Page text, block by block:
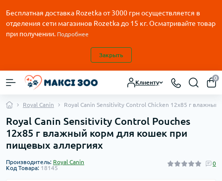
Бесплатная доставка Rozetka от3000 грн осуществляется в
отделения сети магазинов Rozetka до 15 кг. Осматривайте товар
при получении. Подробнее
Закрыть
Клиенту
0
Royal Canin Royal Canin Sensitivity Control Chicken 12х85 г
Royal Canin Sensitivity Control Pouches
12х85 г влажный корм для кошек при
пищевых аллергиях
Производитель: Royal Canin
Код Товара: 18145
0